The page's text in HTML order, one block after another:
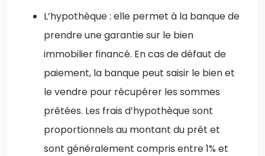
L’hypothèque : elle permet à la banque de
prendre une garantie sur le bien
immobilier financé. En cas de défaut de
paiement, la banque peut saisir le bien et
le vendre pour récupérer les sommes
prêtées. Les frais d’hypothèque sont
proportionnels au montant du prêt et
sont généralement compris entre 1% et